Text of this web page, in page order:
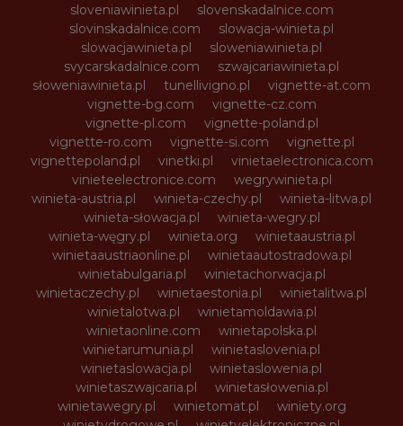
sloveniawinieta.pl
slovenskadalnice.com
slovinskadalnice.com
slowacja-winieta.pl
slowacjawinieta.pl
sloweniawinieta.pl
svycarskadalnice.com
szwajcariawinieta.pl
słoweniawinieta.pl
tunellivigno.pl
vignette-at.com
vignette-bg.com
vignette-cz.com
vignette-pl.com
vignette-poland.pl
vignette-ro.com
vignette-si.com
vignette.pl
vignettepoland.pl
vinetki.pl
vinietaelectronica.com
vinieteelectronice.com
wegrywinieta.pl
winieta-austria.pl
winieta-czechy.pl
winieta-litwa.pl
winieta-słowacja.pl
winieta-wegry.pl
winieta-węgry.pl
winieta.org
winietaaustria.pl
winietaaustriaonline.pl
winietaautostradowa.pl
winietabulgaria.pl
winietachorwacja.pl
winietaczechy.pl
winietaestonia.pl
winietalitwa.pl
winietalotwa.pl
winietamoldawia.pl
winietaonline.com
winietapolska.pl
winietarumunia.pl
winietaslovenia.pl
winietaslowacja.pl
winietaslowenia.pl
winietaszwajcaria.pl
winietasłowenia.pl
winietawegry.pl
winietomat.pl
winiety.org